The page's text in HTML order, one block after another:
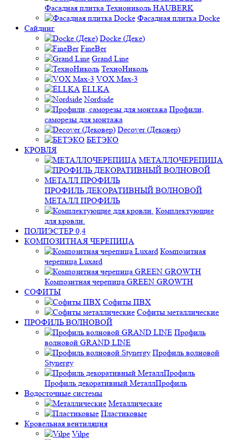
Фасадная плитка Технониколь HAUBERK
Фасадная плитка Docke
Сайдинг
Docke (Деке)
FineBer
Grand Line
ТехноНиколь
VOX Max-3
ЁLLKA
Nordside
Профили,
саморезы для монтажа
Decover (Дековер)
БЕТЭКО
КРОВЛЯ
МЕТАЛЛОЧЕРЕПИЦА
ПРОФИЛЬ ДЕКОРАТИВНЫЙ ВОЛНОВОЙ
МЕТАЛЛ ПРОФИЛЬ
Комплектующие
для кровли.
ПОЛИЭСТЕР 0,4
КОМПОЗИТНАЯ ЧЕРЕПИЦА
Композитная
черепица Luxard
Композитная черепица GREEN GROWTH
СОФИТЫ
Софиты ПВХ
Софиты металлические
ПРОФИЛЬ ВОЛНОВОЙ
Профиль
волновой GRAND LINE
Профиль волновой
Stynergy
Профиль декоративный МеталлПрофиль
Водосточные системы
Металлические
Пластиковые
Кровельная вентиляция
Vilpe